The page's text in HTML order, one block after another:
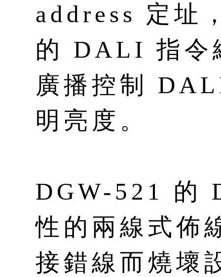
address 定址
的 DALI 指令
廣播控制
明亮度。
DGW-521 的
性的兩線式佈
接錯線而燒壞